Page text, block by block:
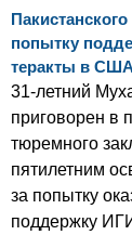
попытку
теракты в США
31-летний
приговорен в
тюремного
пятилетним
за попытку
поддержку